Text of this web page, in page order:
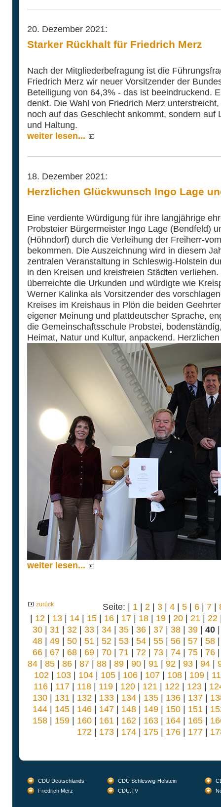
20. Dezember 2021:
Starker Rückhalt für Friedrich Merz
Nach der Mitgliederbefragung ist die
Friedrich Merz wir neuer Vorsitzender der
Beteiligung von 64,3% - das ist beeindruckend.
denkt. Die Wahl von Friedrich Merz
noch auf das Geschlecht ankommt, sondern auf
und Haltung.
weiter lesen...
18. Dezember 2021:
Herzlichen Glückwunsch Ingo Lage
Eine verdiente Würdigung für ihre langjährige
Probsteier Bürgermeister Ingo Lage (Bendfeld)
(Höhndorf) durch die Verleihung der Freiherr-
bekommen. Die Auszeichnung wird in diesem
zentralen Veranstaltung in Schleswig-Holstein
in den Kreisen und kreisfreien Städten
überreichte die Urkunden und würdigte wie
Werner Kalinka als Vorsitzender des
Kreises im Kreishaus in Plön die beiden
eigener Meinung und plattdeutscher Sprache,
die Gemeinschaftsschule Probstei,
Heimat, Natur und Kultur, anpackend.
weiter lesen...
zurück Seite: | 1 | 2 | 3 | 4 | 5 | 6 | 7 |
| 12 | 13| 14| 15| 16| 17| 18| 19| 20| 21 | 22
30| 31 | 32 | 33| 34| 35| 36| 37| 38| 39| 40
48| 49| 50| 51 | 52 | 53| 54| 55| 56| 57| 58
66| 67| 68| 69| 70| 71 | 72 | 73| 74| 75| 76
84| 85| 86| 87| 88| 89| 90| 91 | 92 | 93| 94|
102 | 103 | 104 | 105 | 106 | 107 | 108 | 109 |
116| 117| 118| 119| 120| 121 | 122 | 123|
130| 131 | 132 | 133| 134| 135| 136| 137|
144| 145| 146| 147| 148| 149| 150| 151 |
158| 159| 160| 161 | 162 | 163| 164| 165|
172 | 173| 174| 175| 176| 177|
CDU Deutschlands CDU Schleswig-Holstein
Friedrich Merz
CDU.TV